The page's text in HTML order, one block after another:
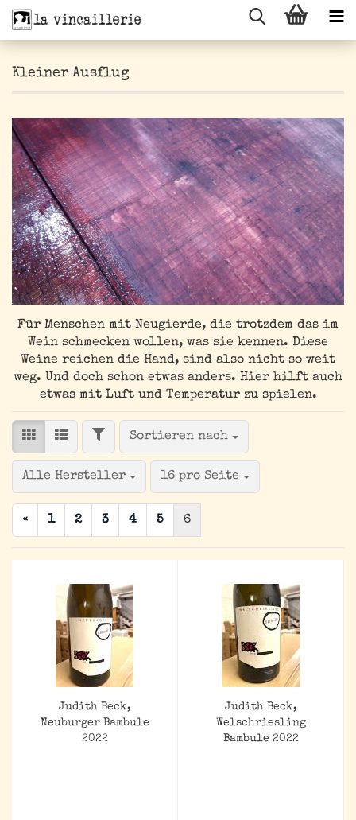
Kleiner Ausflug
Für Menschen mit Neugierde, die trotzdem das im
Wein schmecken wollen, was sie kennen. Diese
Weine reichen die Hand, sind also nicht so weit
weg. Und doch schon etwas anders. Hier hilft auch
etwas mit Luft und Temperatur zu spielen.
FILTERSortieren nach
Sortieren nach
Alle Hersteller 16 pro Seite
pro Seite
« 1 2 3 4 5 6
Judith Beck,
Neuburger Bambule
2022
Judith Beck,
Welschriesling
Bambule 2022